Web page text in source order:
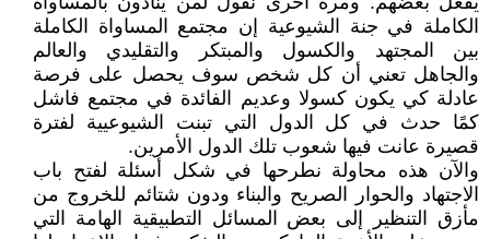
الكاملة في جنة الشيوعية إن مجتمع المساواة الكاملة
بين المجتهد والكسول والمبتكر والتقليدي والعالم
والجاهل تعني أن كل شخص سوف يحصل على فرصة
عادلة كي يكون كسولا وعديم الفائدة في مجتمع فاشل
كمًا حدث في كل الدول التي تبنت الشيوعيية لفترة
قصيرة عانت فيها شعوب تلك الدول الأمرين.
والآن هذه محاولة نطرحها في شكل أسئلة لفتح باب
الاجتهاد والحوار الصريح والبناء ودون شتائم للخروج من
مأزق التنظير إلى بعض ‏المسائل التطبيقية الهامة التي